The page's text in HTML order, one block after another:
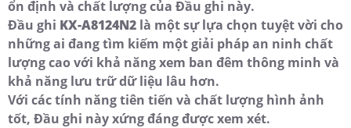
ổn định và chất lượng của Đầu ghi này.
Đầu ghi KX-A8124N2 là một sự lựa chọn tuyệt vời cho
những ai đang tìm kiếm một giải pháp an ninh chất
lượng cao với khả năng xem ban đêm thông minh và
khả năng lưu trữ dữ liệu lâu hơn.
Với các tính năng tiên tiến và chất lượng hình ảnh
tốt, Đầu ghi này xứng đáng được xem xét.